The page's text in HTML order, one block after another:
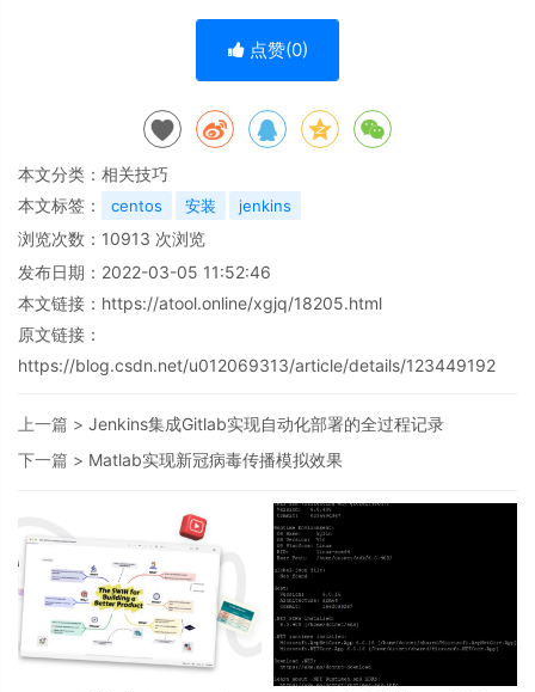
点赞(0)
本文分类： 相关技巧
本文标签：
centos 安装 jenkins
浏览次数： 10913 次浏览
发布日期：2022-03-05 11:52:46
本文链接： https://atool.online/xgjq/18205.html
原文链接：
https://blog.csdn.net/u012069313/article/details/123449192
上一篇 > Jenkins集成Gitlab实现自动化部署的全过程记录
下一篇 > Matlab实现新冠病毒传播模拟效果